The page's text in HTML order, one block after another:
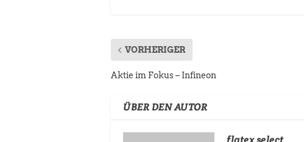
VORHERIGER
Aktie im Fokus – Infineon
ÜBER DEN AUTOR